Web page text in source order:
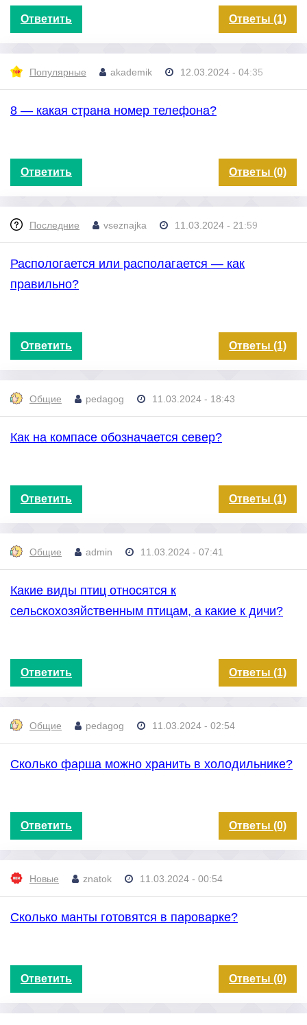
Ответить Ответы (1)
Популярные akademik 12.03.2024 - 04:35
8 — какая страна номер телефона?
Ответить Ответы (0)
Последние vseznajka 11.03.2024 - 21:59
Распологается или располагается — как
правильно?
Ответить Ответы (1)
Общие pedagog 11.03.2024 - 18:43
Как на компасе обозначается север?
Ответить Ответы (1)
Общие admin 11.03.2024 - 07:41
Какие виды птиц относятся к
сельскохозяйственным птицам, а какие к дичи?
Ответить Ответы (1)
Общие pedagog 11.03.2024 - 02:54
Сколько фарша можно хранить в холодильнике?
Ответить Ответы (0)
Новые znatok 11.03.2024 - 00:54
Сколько манты готовятся в пароварке?
Ответить Ответы (0)